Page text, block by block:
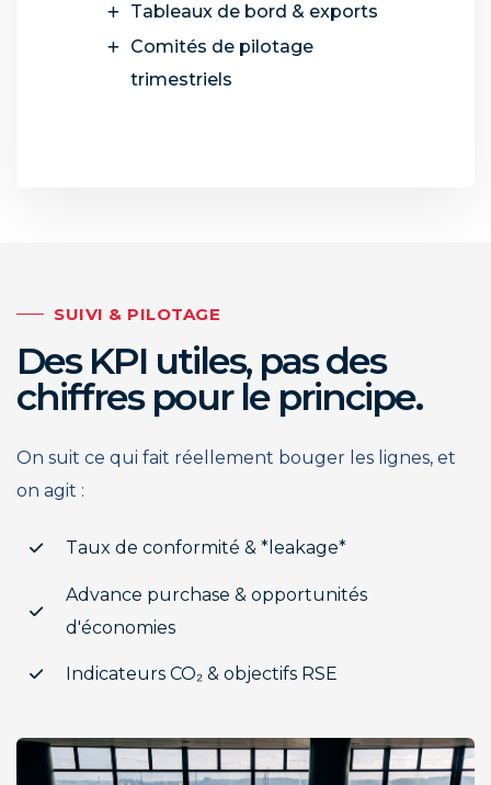
Tableaux de bord & exports
Comités de pilotage
trimestriels
SUIVI & PILOTAGE
Des KPI utiles, pas des
chiffres pour le principe.
On suit ce qui fait réellement bouger les lignes, et
on agit :
Taux de conformité & *leakage*
Advance purchase & opportunités
d'économies
Indicateurs CO₂ & objectifs RSE